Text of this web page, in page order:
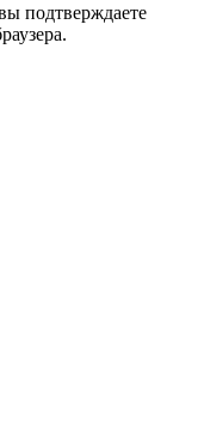
подтверждаете